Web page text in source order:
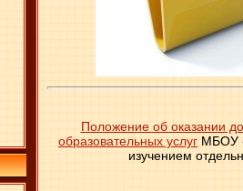
Положение об оказании
образовательных услуг МБОУ
изучением